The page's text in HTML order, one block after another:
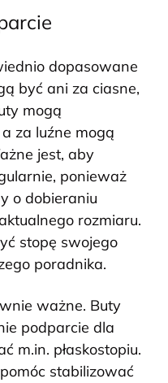
dopasowane
być ani za ciasne,
mogą
za luźne mogą
jest, aby
ponieważ
o dobieraniu
rozmiaru.
stopę swojego
poradnika.
ważne. Buty
podparcie dla
m.in. płaskostopiu.
stabilizować